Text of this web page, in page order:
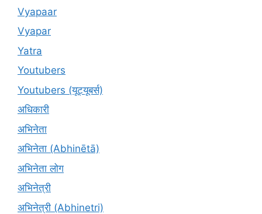
Vyapaar
Vyapar
Yatra
Youtubers
Youtubers (यूट्यूबर्स)
अधिकारी
अभिनेता
अभिनेता (Abhinētā)
अभिनेता लोग
अभिनेत्री
अभिनेत्री (Abhinetri)